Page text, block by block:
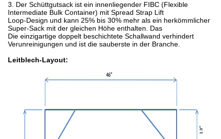
3. Der Schüttgutsack ist ein innenliegender FIBC (Flexible
Intermediate Bulk Container) mit Spread Strap Lift
Loop-Design und kann 25% bis 30% mehr als ein herkömmlicher
Super-Sack mit der gleichen Höhe enthalten. Das
Die einzigartige doppelt beschichtete Schallwand verhindert
Verunreinigungen und ist die sauberste in der Branche.
Leitblech-Layout: